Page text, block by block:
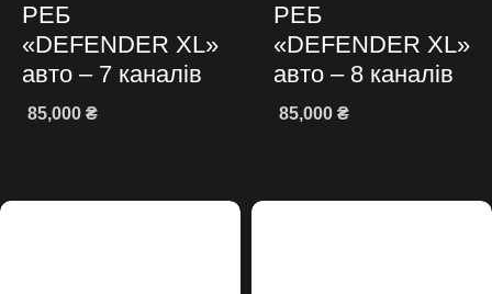
РЕБ
«DEFENDER XL»
авто – 7 каналів
85,000 ₴
РЕБ
«DEFENDER XL»
авто – 8 каналів
85,000 ₴